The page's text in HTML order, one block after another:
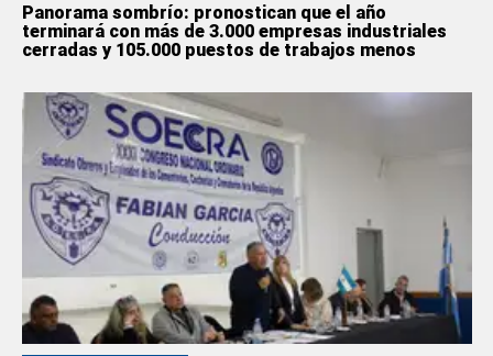
Panorama sombrío: pronostican que el año
terminará con más de 3.000 empresas industriales
cerradas y 105.000 puestos de trabajos menos